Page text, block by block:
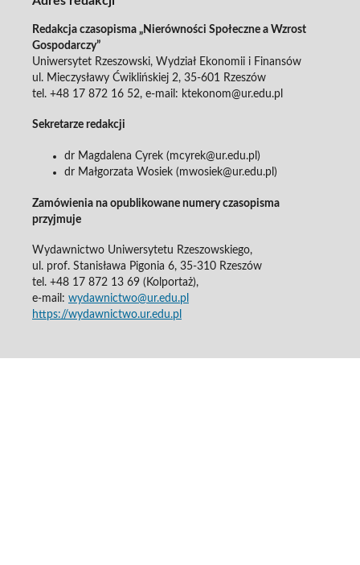
Redakcja czasopisma „Nierówności Społeczne a Wzrost
Gospodarczy”
Uniwersytet Rzeszowski, Wydział Ekonomii i Finansów
ul. Mieczysławy Ćwiklińskiej 2, 35-601 Rzeszów
tel. +48 17 872 16 52, e-mail: ktekonom@ur.edu.pl
Sekretarze redakcji
dr Magdalena Cyrek (mcyrek@ur.edu.pl)
dr Małgorzata Wosiek (mwosiek@ur.edu.pl)
Zamówienia na opublikowane numery czasopisma
przyjmuje
Wydawnictwo Uniwersytetu Rzeszowskiego,
ul. prof. Stanisława Pigonia 6, 35-310 Rzeszów
tel. +48 17 872 13 69 (Kolportaż),
e-mail: wydawnictwo@ur.edu.pl
https://wydawnictwo.ur.edu.pl